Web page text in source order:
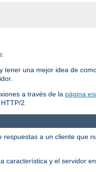
una mejor idea de
a través de la página
2.
a un cliente que
característica y el servidor